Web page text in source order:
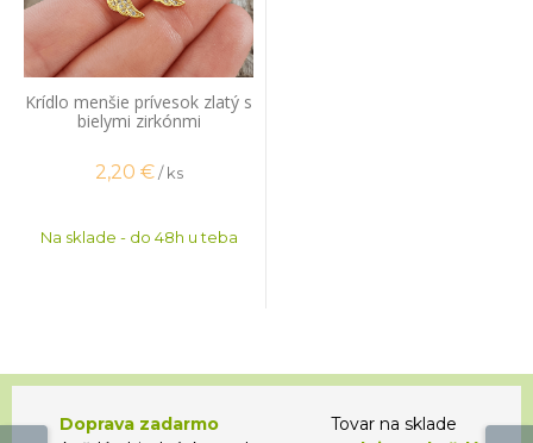
Krídlo menšie prívesok zlatý s
bielymi zirkónmi
2,20 € / ks
Na sklade - do 48h u teba
Doprava zadarmo
Tovar na sklade